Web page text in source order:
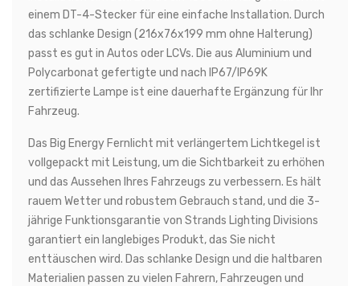
einem DT-4-Stecker für eine einfache Installation. Durch
das schlanke Design (216x76x199 mm ohne Halterung)
passt es gut in Autos oder LCVs. Die aus Aluminium und
Polycarbonat gefertigte und nach IP67/IP69K
zertifizierte Lampe ist eine dauerhafte Ergänzung für Ihr
Fahrzeug.
Das Big Energy Fernlicht mit verlängertem Lichtkegel ist
vollgepackt mit Leistung, um die Sichtbarkeit zu erhöhen
und das Aussehen Ihres Fahrzeugs zu verbessern. Es hält
rauem Wetter und robustem Gebrauch stand, und die 3-
jährige Funktionsgarantie von Strands Lighting Divisions
garantiert ein langlebiges Produkt, das Sie nicht
enttäuschen wird. Das schlanke Design und die haltbaren
Materialien passen zu vielen Fahrern, Fahrzeugen und